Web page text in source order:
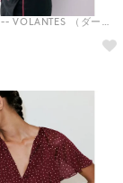
カーディガン .-- VOLANTES （ダークレッド）